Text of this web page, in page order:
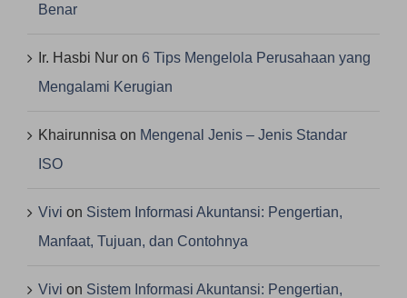
Benar
Ir. Hasbi Nur on 6 Tips Mengelola Perusahaan yang
Mengalami Kerugian
Khairunnisa on Mengenal Jenis – Jenis Standar
ISO
Vivi on Sistem Informasi Akuntansi: Pengertian,
Manfaat, Tujuan, dan Contohnya
Vivi on Sistem Informasi Akuntansi: Pengertian,